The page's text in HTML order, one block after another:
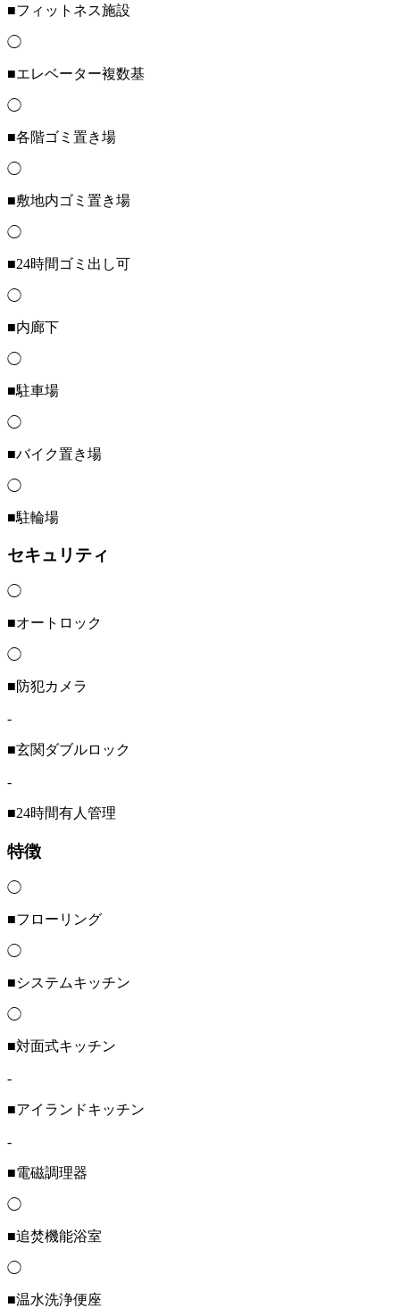
■フィットネス施設
◯
■エレベーター複数基
◯
■各階ゴミ置き場
◯
■敷地内ゴミ置き場
◯
■24時間ゴミ出し可
◯
■内廊下
◯
■駐車場
◯
■バイク置き場
◯
■駐輪場
セキュリティ
◯
■オートロック
◯
■防犯カメラ
-
■玄関ダブルロック
-
■24時間有人管理
特徴
◯
■フローリング
◯
■システムキッチン
◯
■対面式キッチン
-
■アイランドキッチン
-
■電磁調理器
◯
■追焚機能浴室
◯
■温水洗浄便座